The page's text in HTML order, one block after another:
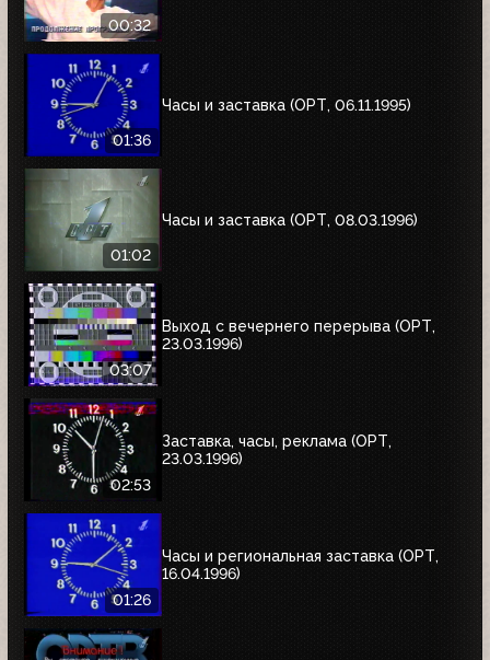
00:32
01:36
Часы и заставка (ОРТ, 06.11.1995)
01:02
Часы и заставка (ОРТ, 08.03.1996)
03:07
Выход с вечернего перерыва (ОРТ,
23.03.1996)
02:53
Заставка, часы, реклама (ОРТ,
23.03.1996)
01:26
Часы и региональная заставка (ОРТ,
16.04.1996)